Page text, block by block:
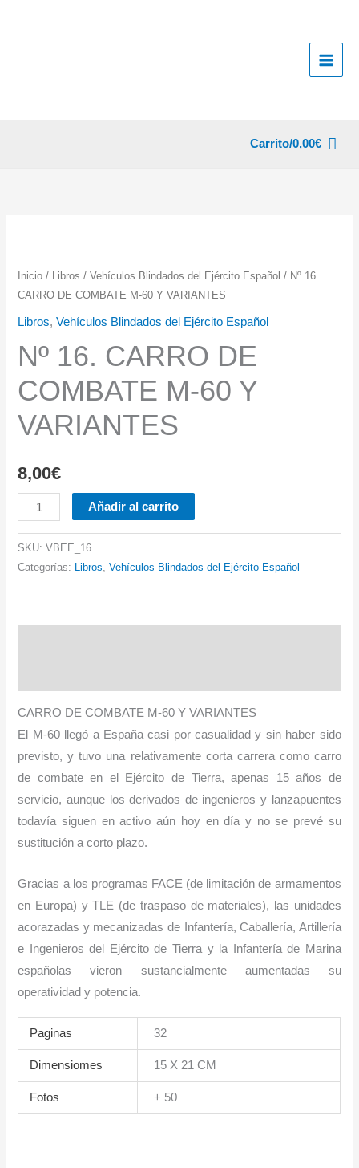
Carrito/0,00€
Inicio / Libros /Vehículos Blindados del Ejército Español / Nº 16.
CARRO DE COMBATE M-60 Y VARIANTES
Libros,Vehículos Blindados del Ejército Español
Nº 16. CARRO DE
COMBATE M-60 Y
VARIANTES
8,00€
16.
CARRO
DE
Añadir al carrito
SKU:VBEE_16
Categorías: Libros,Vehículos Blindados del Ejército Español
CARRO DE COMBATE M-60 Y VARIANTES
El M-60 llegó a España casi por casualidad y sin haber sido
previsto, y tuvo una relativamente corta carrera como carro
de combate en el Ejército de Tierra, apenas 15 años de
servicio, aunque los derivados de ingenieros y lanzapuentes
todavía siguen en activo aún hoy en día y no se prevé su
sustitución a corto plazo.
Gracias a los programas FACE (de limitación de armamentos
en Europa) y TLE (de traspaso de materiales), las unidades
acorazadas y mecanizadas de Infantería, Caballería, Artillería
e Ingenieros del Ejército de Tierra y la Infantería de Marina
españolas vieron sustancialmente aumentadas su
operatividad y potencia.
Paginas 32
Dimensiomes 15 X 21 CM
Fotos + 50